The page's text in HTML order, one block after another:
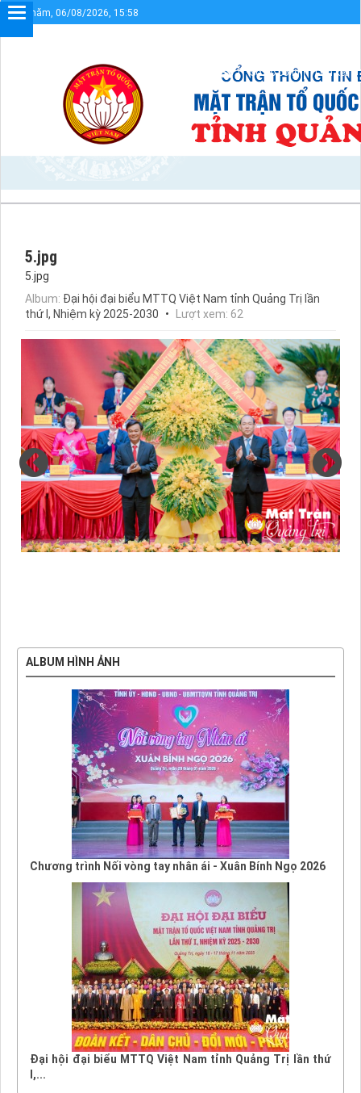
Thứ năm, 06/08/2026, 15:58
đến với Cổng thông tin điện tử UBMTTQVN tỉnh Quảng Trị
Sơ đồ cổng Liên kết
5.jpg
5.jpg
Album: Đại hội đại biểu MTTQ Việt Nam tỉnh Quảng Trị lần
thứ I, Nhiệm kỳ 2025-2030
Lượt xem: 62
ALBUM HÌNH ẢNH
Chương trình Nối vòng tay nhân ái - Xuân Bính Ngọ 2026
Đại hội đại biểu MTTQ Việt Nam tỉnh Quảng Trị lần thứ
I,...